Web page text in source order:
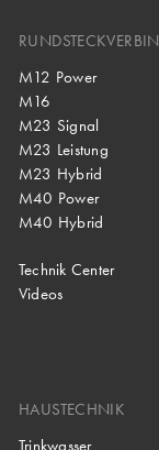
M12 Power
M16
M23 Signal
M23 Leistung
M23 Hybrid
M40 Power
M40 Hybrid
Technik Center
Videos
HAUSTECHNIK
Trinkwasser